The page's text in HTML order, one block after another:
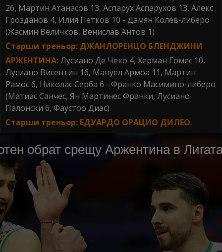
26, Мартин Атанасов 13, Аспарух Аспарухов 13, Алекс
Грозданов 4, Илия Петков 10 - Дамян Колев-либеро
(Жасмин Величков, Венислав Антов 1)
Старши треньор: ДЖАНЛОРЕНЦО БЛЕНДЖИНИ
АРЖЕНТИНА:Лусиано Де Чеко 4, Херман Гомес 10,
Лусиано Висентин 16, Мануел Армоа 11, Мартин
Рамос 6, Николас Серба 6 - Франко Масимино-либеро
(Матиас Санчес, Ян Мартинес Франки, Лусиано
Палонски 6, Фаустоо Диас)
Старши треньор: ЕДУАРДО ОРАЦИО ДИЛЕО.